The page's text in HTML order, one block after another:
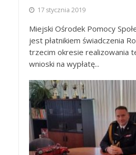
17 stycznia 2019
Miejski Ośrodek Pomocy
jest płatnikiem świadczenia
trzecim okresie realizowania
wnioski na wypłatę...